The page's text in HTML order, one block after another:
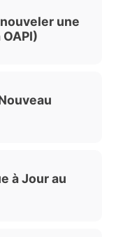
une
à Jour au